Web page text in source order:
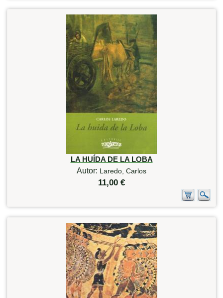
LA HUÍDA DE LA LOBA
Autor: Laredo, Carlos
11,00 €